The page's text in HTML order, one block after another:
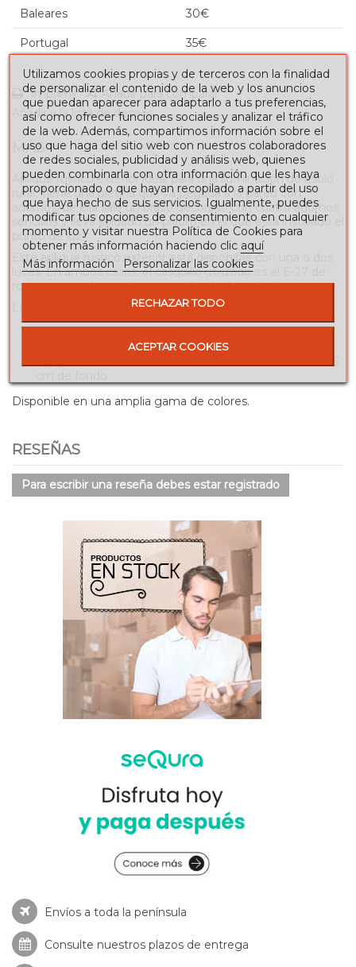
Baleares 30€
Portugal 35€
Imprimir
Añadir para comparar
Añadir a la lista de deseos
MÁS
Aplique rústico exterior ideal para una iluminación de estilo
rural. Tiene una pletina que va pegada a la pared con
adornos, de ella sale un brazo decorado con cuatro adornos
sencillos y lleva soldado un platillo en el que está instalado el
punto de luz.
Este aplique rústico exterior está disponible con una o dos
luces. En ambos casos, el casquillo utilizado es el E-27 de
rosca gruesa decorado con una funda de vela rústica.
Las medidas son las siguientes:
Aplique de 2 luces: 59 cm de alto x 31 cm de ancho x 15
Disponible en una amplia gama de colores.
RESEÑAS
Para escribir una reseña debes estar registrado
Envíos a toda la península
Consulte nuestros plazos de entrega
Utilizamos cookies propias y de terceros con la finalidad
de personalizar el contenido de la web y los anuncios
que puedan aparecer para adaptarlo a tus preferencias,
así como ofrecer funciones sociales y analizar el tráfico
de la web. Además, compartimos información sobre el
uso que haga del sitio web con nuestros colaboradores
de redes sociales, publicidad y análisis web, quienes
pueden combinarla con otra información que les haya
proporcionado o que hayan recopilado a partir del uso
que haya hecho de sus servicios. Igualmente, puedes
modificar tus opciones de consentimiento en cualquier
momento y visitar nuestra Política de Cookies para
obtener más información haciendo clic aquí
Más información
Personalizar las cookies
RECHAZAR TODO
ACEPTAR COOKIES